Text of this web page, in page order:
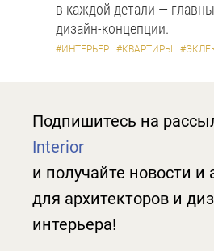
в каждой детали —
дизайн-концепции.
#ИНТЕРЬЕР #КВАРТИРЫ
Подпишитесь на
Interior
и получайте новости и
для архитекторов и
интерьера!